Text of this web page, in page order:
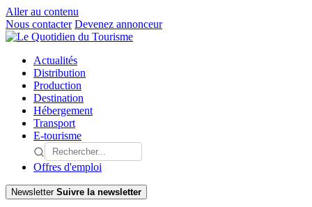
Aller au contenu
Nous contacter Devenez annonceur
Actualités
Distribution
Production
Destination
Hébergement
Transport
E-tourisme
Offres d'emploi
Newsletter Suivre la newsletter